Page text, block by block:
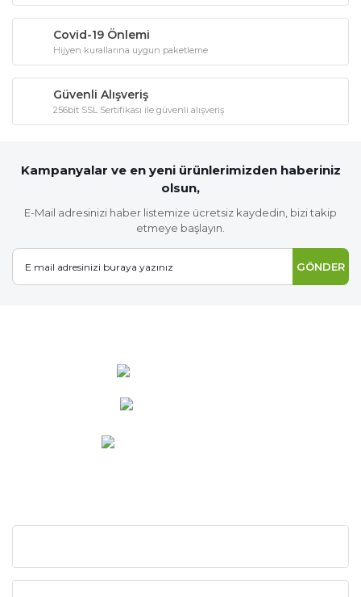
Covid-19 Önlemi
Hijyen kurallarına uygun paketleme
Güvenli Alışveriş
256bit SSL Sertifikası ile güvenli alışveriş
Kampanyalar ve en yeni ürünlerimizden haberiniz
olsun,
E-Mail adresinizi haber listemize ücretsiz kaydedin, bizi takip
etmeye başlayın.
GÖNDER